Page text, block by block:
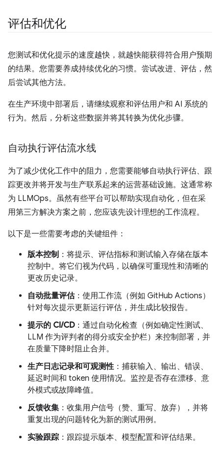
评估和优化
您测试和优化提示的速度越快，就越快能获得符合用户预期
的结果。您需要养成持续优化的习惯。尝试改进、评估，然
后尝试其他方法。
在生产环境中部署后，请继续观察和评估用户和 AI 系统的
行为。然后，分析这些数据并将其转换为优化步骤。
自动执行评估流水线
为了减少优化工作中的阻力，您需要能够自动执行评估、跟
踪更改并将开发与生产联系起来的运营基础设施。这通常称
为 LLMOps。虽然有些平台可以帮助实现自动化，但在采
用第三方解决方案之前，您应该先设计理想的工作流程。
以下是一些需要考虑的关键组件：
版本控制 ：将提示、评估指标和测试输入存储在版本
控制中。将它们视为代码，以确保可重现性和清晰的
更改历史记录。
自动批量评估：使用工作流（例如 GitHub Actions）
针对每次提示更新运行评估，并生成比较报告。
提示的 CI/CD：通过自动化检查（例如确定性测试、
LLM 作为评判者的得分或安全护栏）来控制部署，并
在质量下降时阻止合并。
生产日志记录和可观测性：捕获输入、输出、错误、
延迟时间和 token 使用情况。监控是否存在漂移、意
外模式或故障峰值。
反馈收集 ：收集用户信号（赞、重写、放弃），并将
重复出现的问题转化为新的测试用例。
实验跟踪 ：跟踪提示版本、模型配置和评估结果。